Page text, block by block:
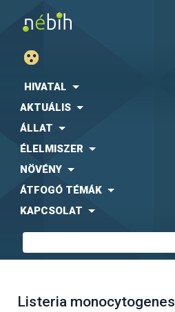
HIVATAL
AKTUÁLIS
ÁLLAT
ÉLELMISZER
NÖVÉNY
ÁTFOGÓ TÉMÁK
KAPCSOLAT
Listeria monocytogenes